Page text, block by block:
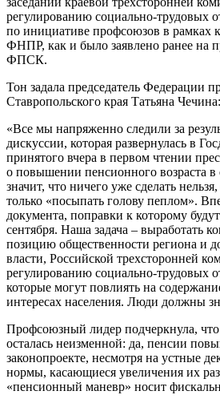
регулированию социально-трудовых
по инициативе профсоюзов в рамках
ФНПР, как и было заявлено ранее на
ФПСК.
Тон задала председатель Федерации
Ставропольского края Татьяна Чечина:
«Все мы напряженно следили за
дискуссии, которая развернулась в
принятого вчера в первом чтении
о повышении пенсионного возраста в
значит, что ничего уже сделать
только «посыпать голову пеплом».
документа, поправки к которому
сентября. Наша задача – выработать
позицию общественности региона и
власти, Российской трехсторонней
регулированию социально-трудовых
которые могут повлиять на
интересах населения. Люди должны
Профсоюзный лидер подчеркнула,
осталась неизменной: да, пенсии
законопроекте, несмотря на устные
нормы, касающиеся увеличения их
«пенсионный маневр» носит